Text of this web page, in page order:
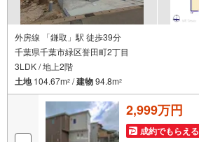
外房線 「鎌取」駅 徒歩39分
千葉県千葉市緑区誉田町2丁目
3LDK / 地上2階
土地104.67m2 /建物94.8m2
2,999万円
成約でもらえる